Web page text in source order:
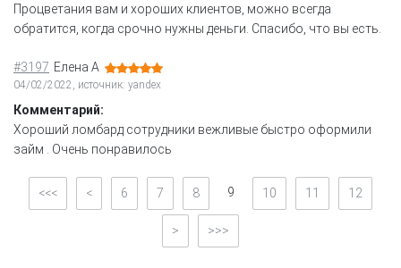
Процветания вам и хороших клиентов, можно всегда
обратится, когда срочно нужны деньги. Спасибо, что вы есть.
#3197 Елена А
04/02/2022, источник: yandex
Комментарий:
Хороший ломбард сотрудники вежливые быстро оформили
займ . Очень понравилось
<<< < 6 7 8 9 10 11 12
> >>>